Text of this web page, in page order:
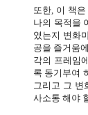
또한, 이 책
나의 목적을
였는지 변화
공을 즐거움
각의 프레임
록 동기부여
그리고 그 변
사소통 해야